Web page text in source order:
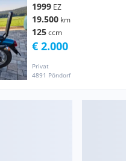
1999 EZ
19.500 km
125ccm
Privat
4891 Pöndorf
€ 2.000